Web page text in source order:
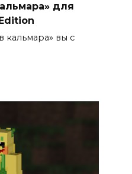
для
кальмара» вы с